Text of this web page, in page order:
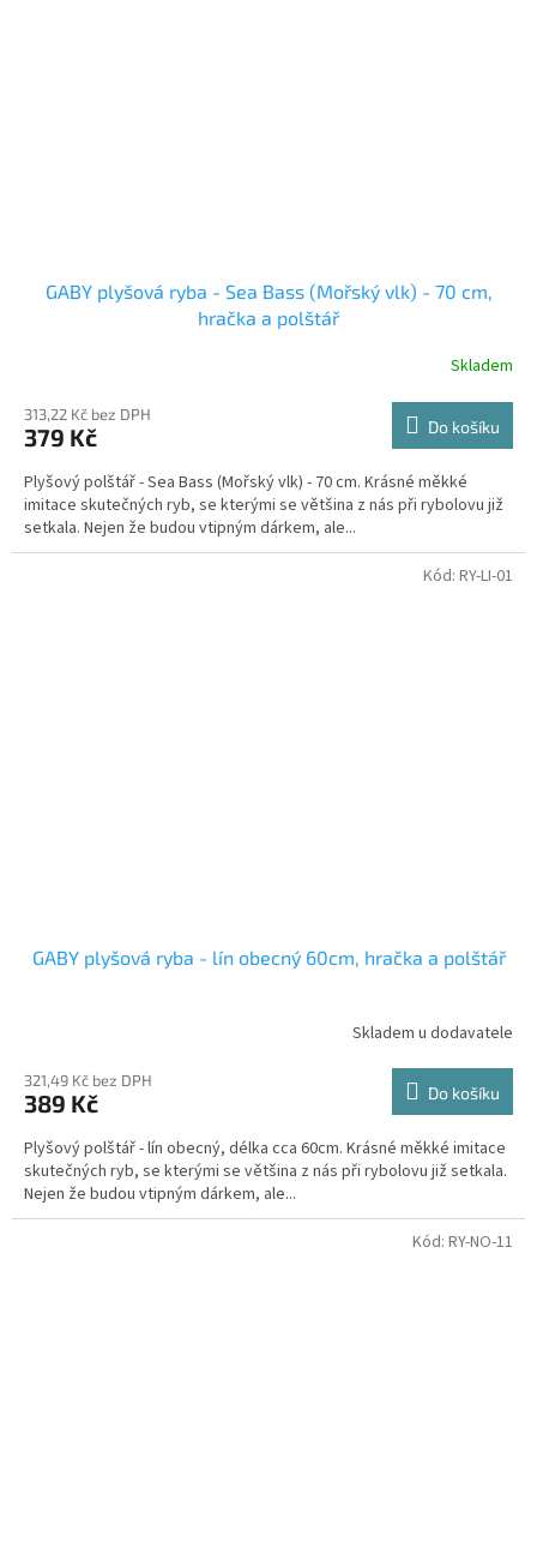
GABY plyšová ryba - Sea Bass (Mořský vlk) - 70 cm,
hračka a polštář
Skladem
313,22 Kč bez DPH
379 Kč Do košíku
Plyšový polštář - Sea Bass (Mořský vlk) - 70 cm. Krásné měkké
imitace skutečných ryb, se kterými se většina z nás při rybolovu již
setkala. Nejen že budou vtipným dárkem, ale...
GABY plyšová ryba - lín obecný 60cm, hračka a polštář
Skladem u dodavatele
321,49 Kč bez DPH
389 Kč Do košíku
Plyšový polštář - lín obecný, délka cca 60cm. Krásné měkké imitace
skutečných ryb, se kterými se většina z nás při rybolovu již setkala.
Nejen že budou vtipným dárkem, ale...
Kód: RY-LI-01
Kód: RY-NO-11